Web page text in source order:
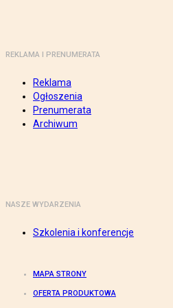
REKLAMA I PRENUMERATA
Reklama
Ogłoszenia
Prenumerata
Archiwum
NASZE WYDARZENIA
Szkolenia i konferencje
MAPA STRONY
OFERTA PRODUKTOWA